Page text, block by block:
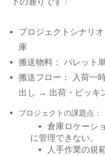
：
プロジェクトシナリ
庫
搬送物料： パレット
搬送フロー： 入荷一
出し → 出荷・ピッキ
プロジェクトの課題点：
倉庫ロケーシ
に管理できない。
人手作業の規